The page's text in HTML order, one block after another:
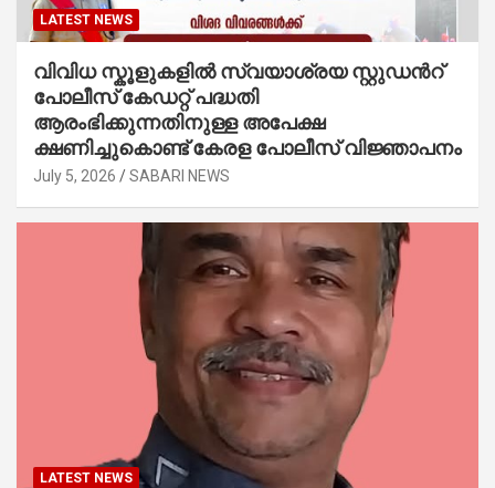
LATEST NEWS
വിവിധ സ്കൂളുകളില്‍ സ്വയാശ്രയ സ്റ്റുഡന്‍റ്
പോലീസ് കേഡറ്റ് പദ്ധതി
ആരംഭിക്കുന്നതിനുള്ള അപേക്ഷ
ക്ഷണിച്ചുകൊണ്ട് കേരള പോലീസ് വിജ്ഞാപനം
July 5, 2026 SABARI NEWS
LATEST NEWS